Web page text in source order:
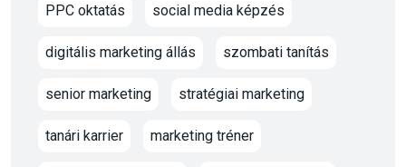
PPC oktatás social media képzés
digitális marketing állás szombati tanítás
senior marketing stratégiai marketing
tanári karrier marketing tréner